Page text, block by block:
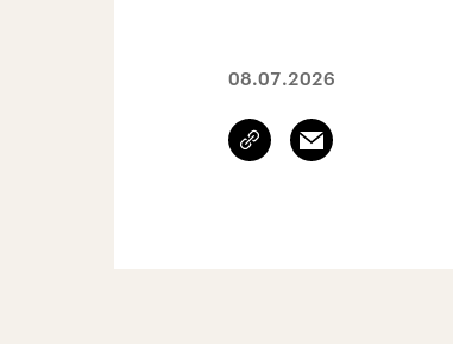
08.07.2026
Link
kopieren/teilen
Email